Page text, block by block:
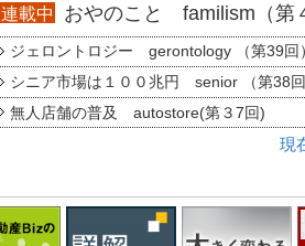
連載中 おやのこと familism（第
ジェロントロジー gerontology （第39回
シニア市場は１００兆円 senior （第38
無人店舗の普及 autostore(第３7回)
現